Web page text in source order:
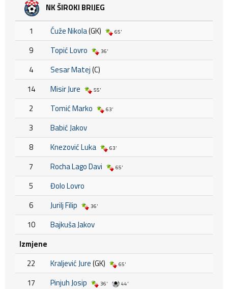
NK ŠIROKI BRIJEG
1 Ćuže Nikola(GK) 65'
9 Topić Lovro 36'
4 Sesar Matej(C)
14
Misir Jure 55'
2 Tomić Marko 63'
3
Babić Jakov
8
Knezović Luka 63'
7 Rocha Lago Davi 65'
5
Đolo Lovro
6
Jurilj Filip 36'
10
Bajkuša Jakov
Izmjene
22
Kraljević Jure(GK) 65'
17 Pinjuh Josip 36' 44'